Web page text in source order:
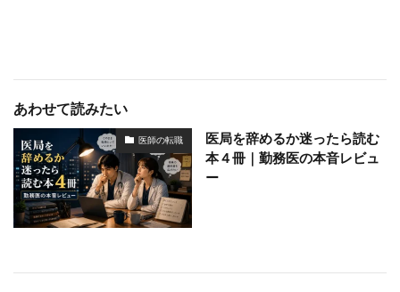
あわせて読みたい
医師の転職
医局を辞めるか迷ったら読む
本４冊｜勤務医の本音レビュ
ー